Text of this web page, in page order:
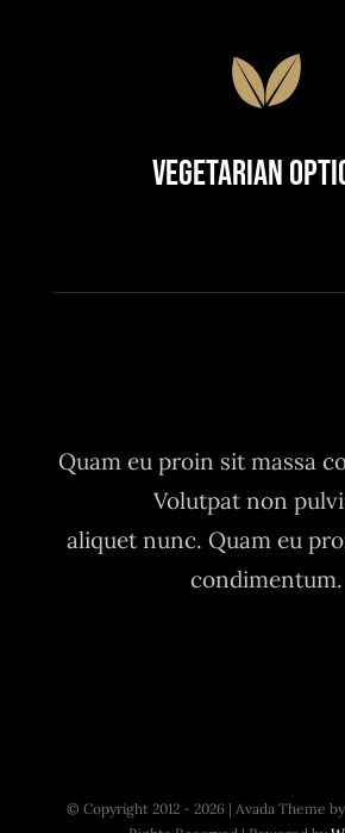
Vegetarian
Quam eu proin sit massa
Volutpat non
aliquet nunc. Quam eu
condimentum.
© Copyright 2012 - 2026 | Avada Theme by